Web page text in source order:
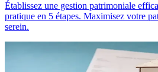
Établissez une gestion patrimoniale
pratique en 5 étapes. Maximisez votre
serein.